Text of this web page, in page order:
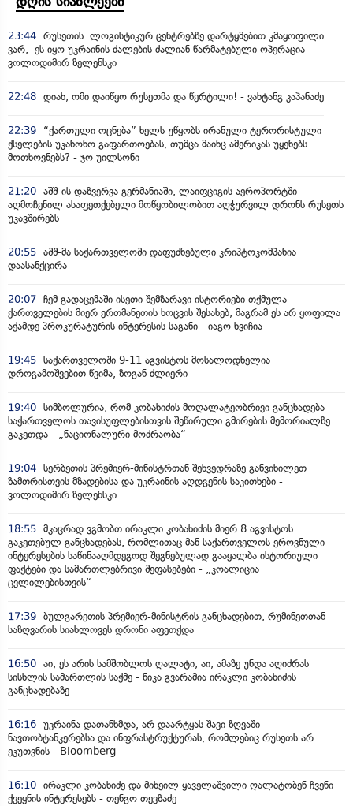
23:44 რუსეთის ლოგისტიკურ ცენტრებზე დარტყმებით კმაყოფილი
ვარ, ეს იყო უკრაინის ძალების ძალიან წარმატებული ოპერაცია -
ვოლოდიმირ ზელენსკი
22:48 დიახ, ომი დაიწყო რუსეთმა და წერტილი! - ვახტანგ კაპანაძე
22:39
“ქართული ოცნება” ხელს უწყობს ირანული ტერორისტული
ქსელების უკანონო გაფართოებას, თუმცა მაინც ამერიკას უყენებს
მოთხოვნებს? - ჯო უილსონი
21:20 აშშ-ის დაზვერვა გერმანიაში, ლაიფციგის აეროპორტში
აღმოჩენილ ასაფეთქებელი მოწყობილობით აღჭურვილ დრონს რუსეთს
უკავშირებს
20:55 აშშ-მა საქართველოში დაფუძნებული კრიპტოკომპანია
დაასანქცირა
20:07 ჩემ გადაცემაში ისეთი შემზარავი ისტორიები თქმულა
ქართველების მიერ ერთმანეთის ხოცვის შესახებ, მაგრამ ეს არ ყოფილა
აქამდე პროკურატურის ინტერესის საგანი - იაგო ხვიჩია
19:45 საქართველოში 9-11 აგვისტოს მოსალოდნელია
დროგამოშვებით წვიმა, ზოგან ძლიერი
19:40 სიმბოლურია, რომ კობახიძის მოღალატეობრივი განცხადება
საქართველოს თავისუფლებისთვის შეწირული გმირების მემორიალზე
გაკეთდა - „ნაციონალური მოძრაობა“
19:04 სერბეთის პრემიერ-მინისტრთან შეხვედრაზე განვიხილეთ
ზამთრისთვის მზადებისა და უკრაინის აღდგენის საკითხები -
ვოლოდიმირ ზელენსკი
18:55 მკაცრად ვგმობთ ირაკლი კობახიძის მიერ 8 აგვისტოს
გაკეთებულ განცხადებას, რომლითაც მან საქართველოს ეროვნული
ინტერესების საწინააღმდეგოდ შეგნებულად გააყალბა ისტორიული
ფაქტები და სამართლებრივი შეფასებები - „კოალიცია
ცვლილებისთვის“
17:39 ბულგარეთის პრემიერ-მინისტრის განცხადებით, რუმინეთთან
საზღვარის სიახლოვეს დრონი აფეთქდა
16:50 აი, ეს არის სამშობლოს ღალატი, აი, ამაზე უნდა აღიძრას
სისხლის სამართლის საქმე - ნიკა გვარამია ირაკლი კობახიძის
განცხადებაზე
16:16 უკრაინა დათანხმდა, არ დაარტყას შავი ზღვაში
ნავთობტანკერებსა და ინფრასტრუქტურას, რომლებიც რუსეთს არ
ეკუთვნის - Bloomberg
16:10 ირაკლი კობახიძე და მიხეილ ყაველაშვილი ღალატობენ ჩვენი
ქვეყნის ინტერესებს - თენგო თევზაძე